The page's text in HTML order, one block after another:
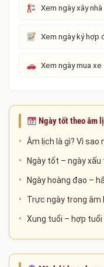
Xem ngày xây nhà
Xem ngày ký hợp
Xem ngày mua xe
Ngày tốt theo âm
Âm lịch là gì? Vì
Ngày tốt – ngày
Ngày hoàng đạo –
Trực ngày trong âm
Xung tuổi – hợp tuổi